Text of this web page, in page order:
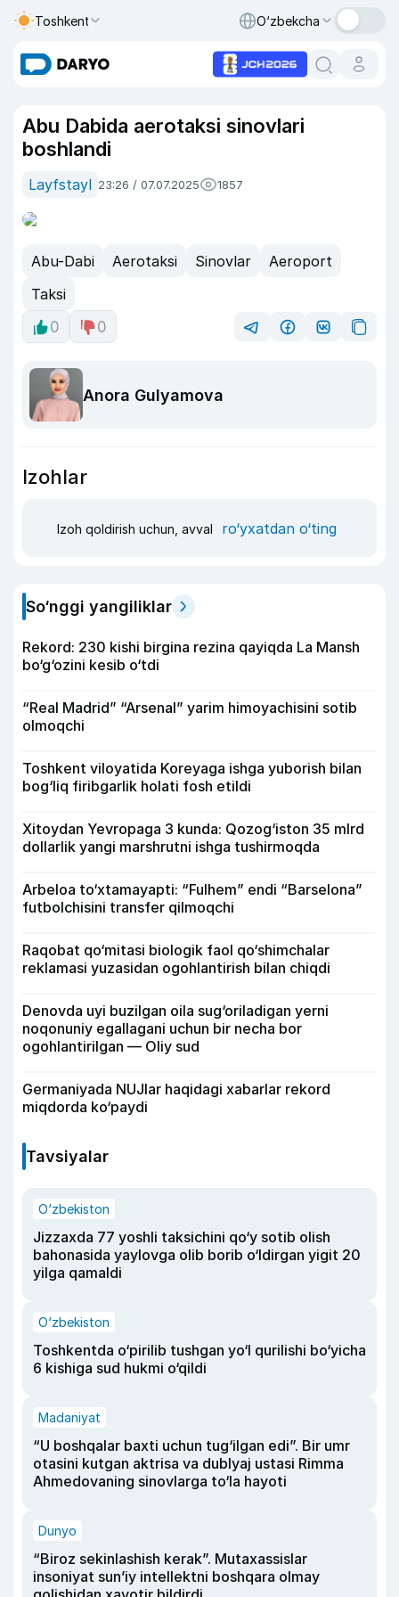
Toshkent O‘zbekcha
Abu Dabida aerotaksi sinovlari
boshlandi
Layfstayl 23:26 / 07.07.2025 1857
Abu-Dabi Aerotaksi Sinovlar
Aeroport
Taksi
0
0
Anora Gulyamova
Izohlar
Izoh qoldirish uchun, avval ro‘yxatdan o‘ting
So‘nggi yangiliklar
Rekord: 230 kishi birgina rezina qayiqda La Mansh
bo‘g‘ozini kesib o‘tdi
“Real Madrid” “Arsenal” yarim himoyachisini sotib
olmoqchi
Toshkent viloyatida Koreyaga ishga yuborish bilan
bog‘liq firibgarlik holati fosh etildi
Xitoydan Yevropaga 3 kunda: Qozog‘iston 35 mlrd
dollarlik yangi marshrutni ishga tushirmoqda
Arbeloa to‘xtamayapti: “Fulhem” endi “Barselona”
futbolchisini transfer qilmoqchi
Raqobat qo‘mitasi biologik faol qo‘shimchalar
reklamasi yuzasidan ogohlantirish bilan chiqdi
Denovda uyi buzilgan oila sug‘oriladigan yerni
noqonuniy egallagani uchun bir necha bor
ogohlantirilgan — Oliy sud
Germaniyada NUJlar haqidagi xabarlar rekord
miqdorda ko‘paydi
Tavsiyalar
O‘zbekiston
Jizzaxda 77 yoshli taksichini qo‘y sotib olish
bahonasida yaylovga olib borib o‘ldirgan yigit 20
yilga qamaldi
O‘zbekiston
Toshkentda o‘pirilib tushgan yo‘l qurilishi bo‘yicha
6 kishiga sud hukmi o‘qildi
Madaniyat
“U boshqalar baxti uchun tug‘ilgan edi”. Bir umr
otasini kutgan aktrisa va dublyaj ustasi Rimma
Ahmedovaning sinovlarga to‘la hayoti
Dunyo
“Biroz sekinlashish kerak”. Mutaxassislar
insoniyat sun’iy intellektni boshqara olmay